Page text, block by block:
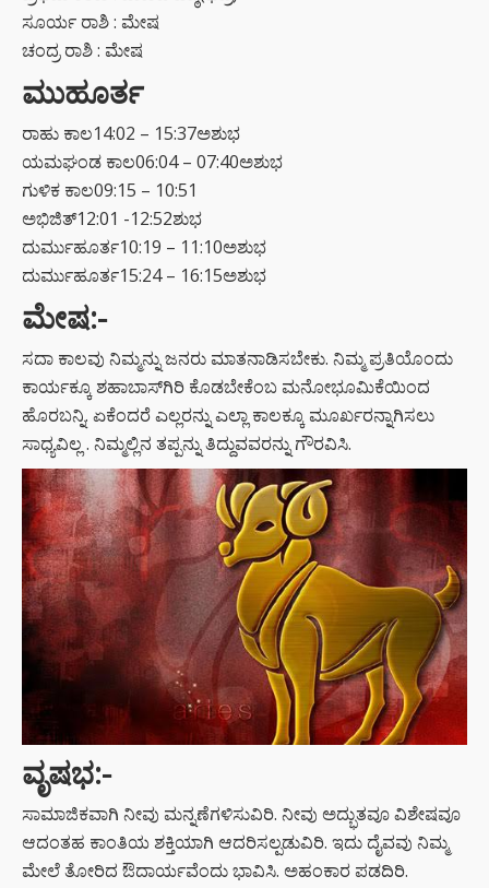
ಸೂರ್ಯ ರಾಶಿ : ಮೇಷ
ಚಂದ್ರ ರಾಶಿ : ಮೇಷ
ಮುಹೂರ್ತ
ರಾಹು ಕಾಲ14:02 – 15:37ಅಶುಭ
ಯಮಘಂಡ ಕಾಲ06:04 – 07:40ಅಶುಭ
ಗುಳಿಕ ಕಾಲ09:15 – 10:51
ಅಭಿಜಿತ್12:01 -12:52ಶುಭ
ದುರ್ಮುಹೂರ್ತ10:19 – 11:10ಅಶುಭ
ದುರ್ಮುಹೂರ್ತ15:24 – 16:15ಅಶುಭ
ಮೇಷ:-
ಸದಾ ಕಾಲವು ನಿಮ್ಮನ್ನು ಜನರು ಮಾತನಾಡಿಸಬೇಕು. ನಿಮ್ಮ ಪ್ರತಿಯೊಂದು
ಕಾರ್ಯಕ್ಕೂ ಶಹಾಬಾಸ್‌ಗಿರಿ ಕೊಡಬೇಕೆಂಬ ಮನೋಭೂಮಿಕೆಯಿಂದ
ಹೊರಬನ್ನಿ. ಏಕೆಂದರೆ ಎಲ್ಲರನ್ನು ಎಲ್ಲಾ ಕಾಲಕ್ಕೂ ಮೂರ್ಖರನ್ನಾಗಿಸಲು
ಸಾಧ್ಯವಿಲ್ಲ . ನಿಮ್ಮಲ್ಲಿನ ತಪ್ಪನ್ನು ತಿದ್ದುವವರನ್ನು ಗೌರವಿಸಿ.
ವೃಷಭ:-
ಸಾಮಾಜಿಕವಾಗಿ ನೀವು ಮನ್ನಣೆಗಳಿಸುವಿರಿ. ನೀವು ಅದ್ಭುತವೂ ವಿಶೇಷವೂ
ಆದಂತಹ ಕಾಂತಿಯ ಶಕ್ತಿಯಾಗಿ ಆದರಿಸಲ್ಪಡುವಿರಿ. ಇದು ದೈವವು ನಿಮ್ಮ
ಮೇಲೆ ತೋರಿದ ಔದಾರ್ಯವೆಂದು ಭಾವಿಸಿ. ಅಹಂಕಾರ ಪಡದಿರಿ.